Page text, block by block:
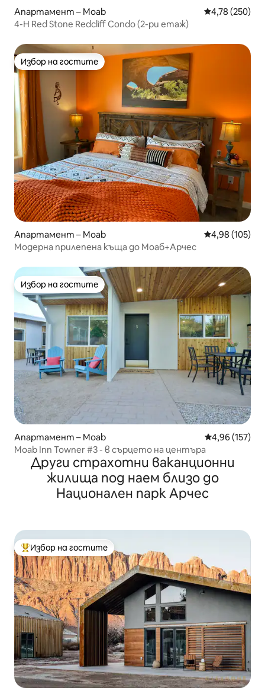
Апартамент – Moab Средна
4,78 (250)
4-H Red Stone Redcliff Condo (2-ри етаж)
Избор на гостите
Избор на гостите
Апартамент – Moab Средна
4,98 (105)
Модерна прилепена къща до Моаб+Арчес
Избор на гостите
Избор на гостите
Апартамент – Moab Средна
4,96 (157)
Moab Inn Towner #3 - в сърцето на центъра
Други страхотни ваканционни
жилища под наем близо до
Национален парк Арчес
Най-популярен избор на гостите
Избор на гостите